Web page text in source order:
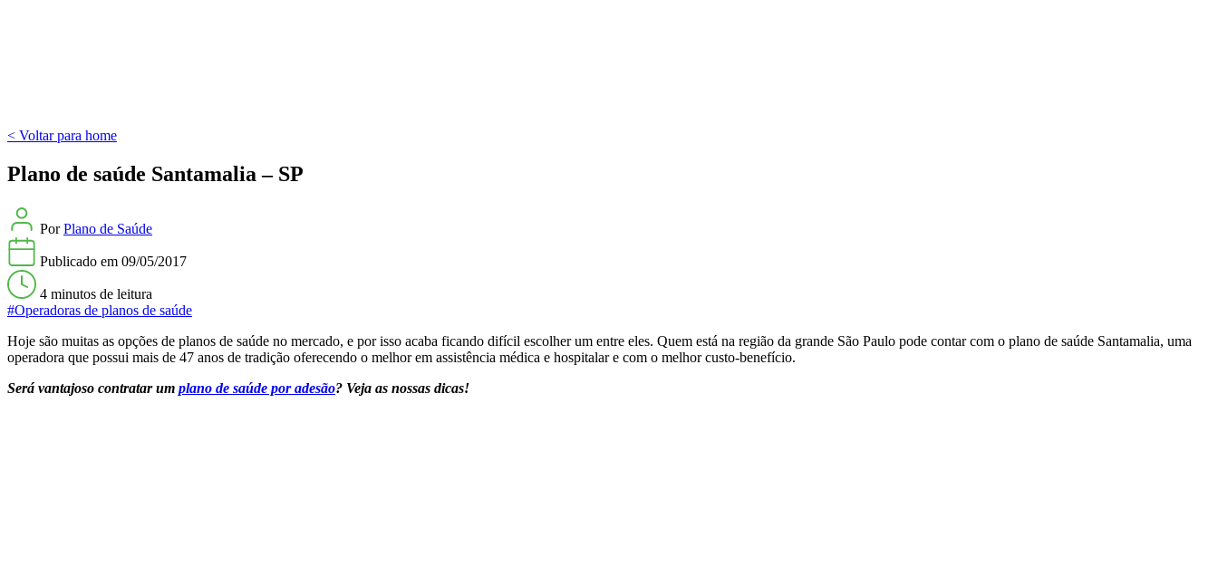
< Voltar para home
Plano de saúde Santamalia – SP
PorPlano de Saúde
Publicado em 09/05/2017
4 minutos de leitura
#Operadoras de planos de saúde
Hoje são muitas as opções de planos de saúde no mercado, e por isso acaba ficando difícil escolher um entre eles. Quem está na região da grande São Paulo pode contar com o plano de saúde Santamalia, uma
operadora que possui mais de 47 anos de tradição oferecendo o melhor em assistência médica e hospitalar e com o melhor custo-benefício.
Será vantajoso contratar um plano de saúde por adesão? Veja as nossas dicas!